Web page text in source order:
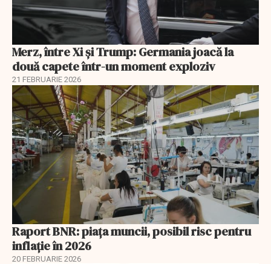
Merz, între Xi și Trump: Germania joacă la
două capete într-un moment exploziv
21 FEBRUARIE 2026
Raport BNR: piața muncii, posibil risc pentru
inflație în 2026
20 FEBRUARIE 2026